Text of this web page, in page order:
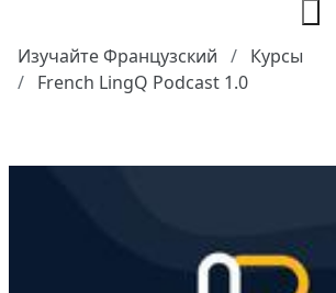
Изучайте Французский
Курсы
French LingQ Podcast 1.0